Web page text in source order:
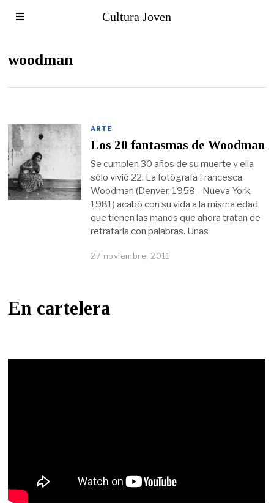
Cultura Joven
woodman
ARTE
Los 20 fantasmas de Woodman
Se cumplen 30 años de su muerte y ella
sólo vivió 22. La fotógrafa Francesca
Woodman (Denver, 1958 - Nueva York,
1981) acabó con su vida a la misma edad
que tienen las manos que ahora tratan de
retratarla con palabras. Unas
27 noviembre, 2011
En cartelera